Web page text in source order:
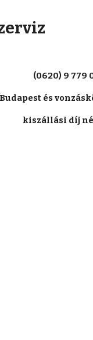
(0620) 9 779
Budapest és
kiszállási díj